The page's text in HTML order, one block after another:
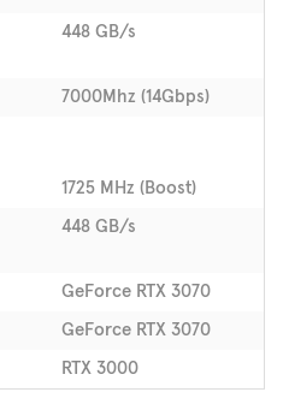
448 GB/s
7000Mhz (14Gbps)
1725 MHz (Boost)
448 GB/s
GeForce RTX 3070
GeForce RTX 3070
RTX 3000